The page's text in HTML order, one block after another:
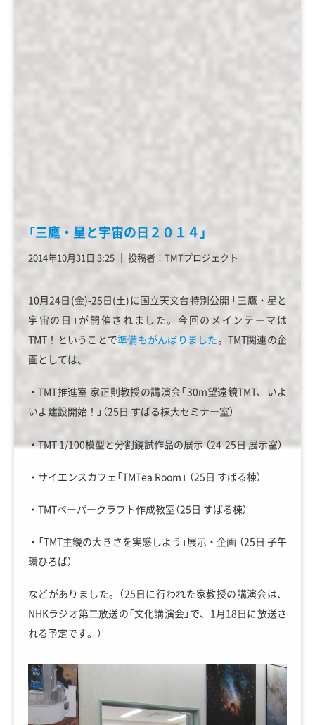
「三鷹・星と宇宙の日２０１４」
2014年10月31日 3:25 │ 投稿者：TMTプロジェクト
10月24日(金)-25日(土)に国立天文台特別公開 「三鷹・星と
宇宙の日」が開催されました。今回のメインテーマは
TMT！ということで準備もがんばりました。TMT関連の企
画としては、
・TMT推進室 家正則教授の講演会「30m望遠鏡TMT、いよ
いよ建設開始！」（25日 すばる棟大セミナー室）
・TMT 1/100模型と分割鏡試作品の展示 （24-25日 展示室）
・サイエンスカフェ「TMTea Room」 （25日 すばる棟）
・TMTペーパークラフト作成教室（25日 すばる棟）
・「TMT主鏡の大きさを実感しよう」展示・企画 （25日 子午
環ひろば）
などがありました。（25日に行われた家教授の講演会は、
NHKラジオ第二放送の「文化講演会」で、 1月18日に放送さ
れる予定です。）